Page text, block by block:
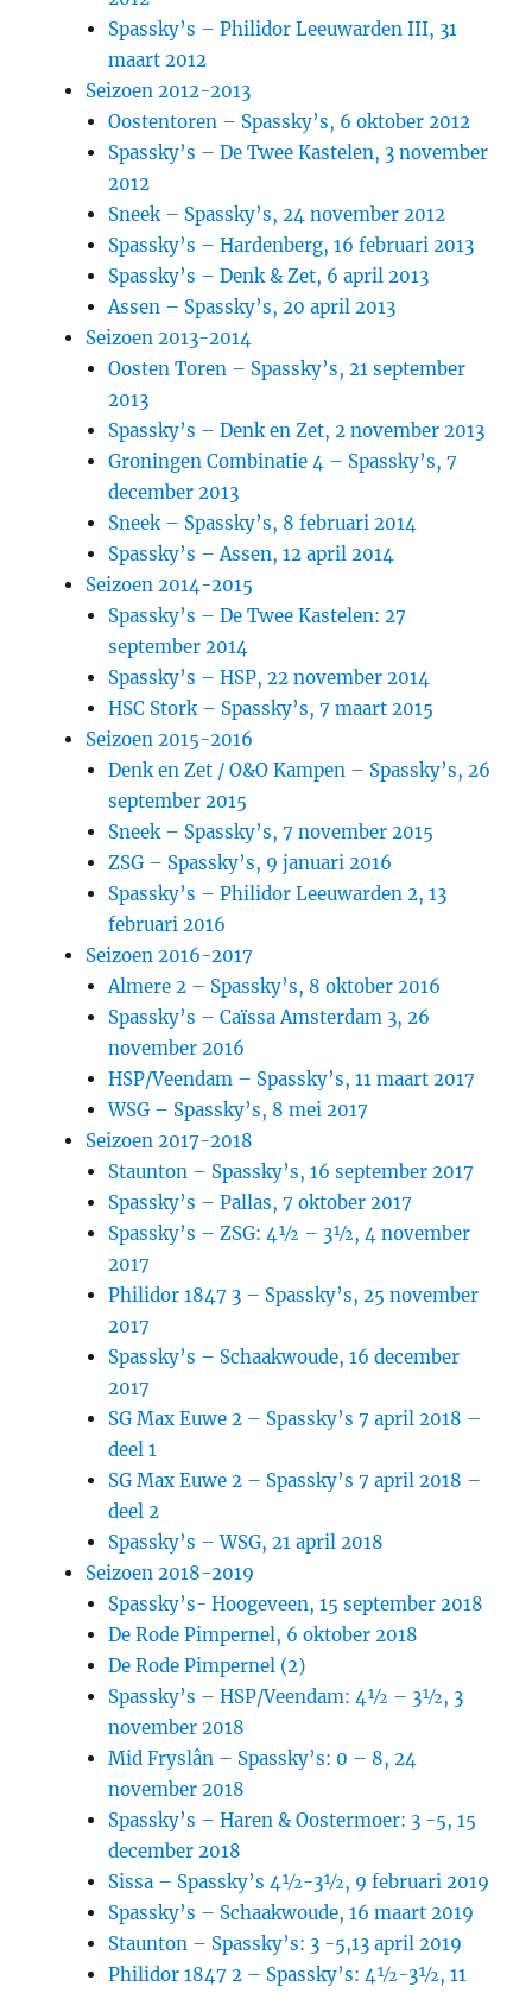
Spassky’s – Philidor Leeuwarden III, 31
maart 2012
Seizoen 2012-2013
Oostentoren – Spassky’s, 6 oktober 2012
Spassky’s – De Twee Kastelen, 3 november
2012
Sneek – Spassky’s, 24 november 2012
Spassky’s – Hardenberg, 16 februari 2013
Spassky’s – Denk & Zet, 6 april 2013
Assen – Spassky’s, 20 april 2013
Seizoen 2013-2014
Oosten Toren – Spassky’s, 21 september
2013
Spassky’s – Denk en Zet, 2 november 2013
Groningen Combinatie 4 – Spassky’s, 7
december 2013
Sneek – Spassky’s, 8 februari 2014
Spassky’s – Assen, 12 april 2014
Seizoen 2014-2015
Spassky’s – De Twee Kastelen: 27
september 2014
Spassky’s – HSP, 22 november 2014
HSC Stork – Spassky’s, 7 maart 2015
Seizoen 2015-2016
Denk en Zet / O&O Kampen – Spassky’s, 26
september 2015
Sneek – Spassky’s, 7 november 2015
ZSG – Spassky’s, 9 januari 2016
Spassky’s – Philidor Leeuwarden 2, 13
februari 2016
Seizoen 2016-2017
Almere 2 – Spassky’s, 8 oktober 2016
Spassky’s – Caïssa Amsterdam 3, 26
november 2016
HSP/Veendam – Spassky’s, 11 maart 2017
WSG – Spassky’s, 8 mei 2017
Seizoen 2017-2018
Staunton – Spassky’s, 16 september 2017
Spassky’s – Pallas, 7 oktober 2017
Spassky’s – ZSG: 4½ – 3½, 4 november
2017
Philidor 1847 3 – Spassky’s, 25 november
2017
Spassky’s – Schaakwoude, 16 december
2017
SG Max Euwe 2 – Spassky’s 7 april 2018 –
deel 1
SG Max Euwe 2 – Spassky’s 7 april 2018 –
deel 2
Spassky’s – WSG, 21 april 2018
Seizoen 2018-2019
Spassky’s- Hoogeveen, 15 september 2018
De Rode Pimpernel, 6 oktober 2018
De Rode Pimpernel (2)
Spassky’s – HSP/Veendam: 4½ – 3½, 3
november 2018
Mid Fryslân – Spassky’s: 0 – 8, 24
november 2018
Spassky’s – Haren & Oostermoer: 3 -5, 15
december 2018
Sissa – Spassky’s 4½-3½, 9 februari 2019
Spassky’s – Schaakwoude, 16 maart 2019
Staunton – Spassky’s: 3 -5,13 april 2019
Philidor 1847 2 – Spassky’s: 4½-3½, 11